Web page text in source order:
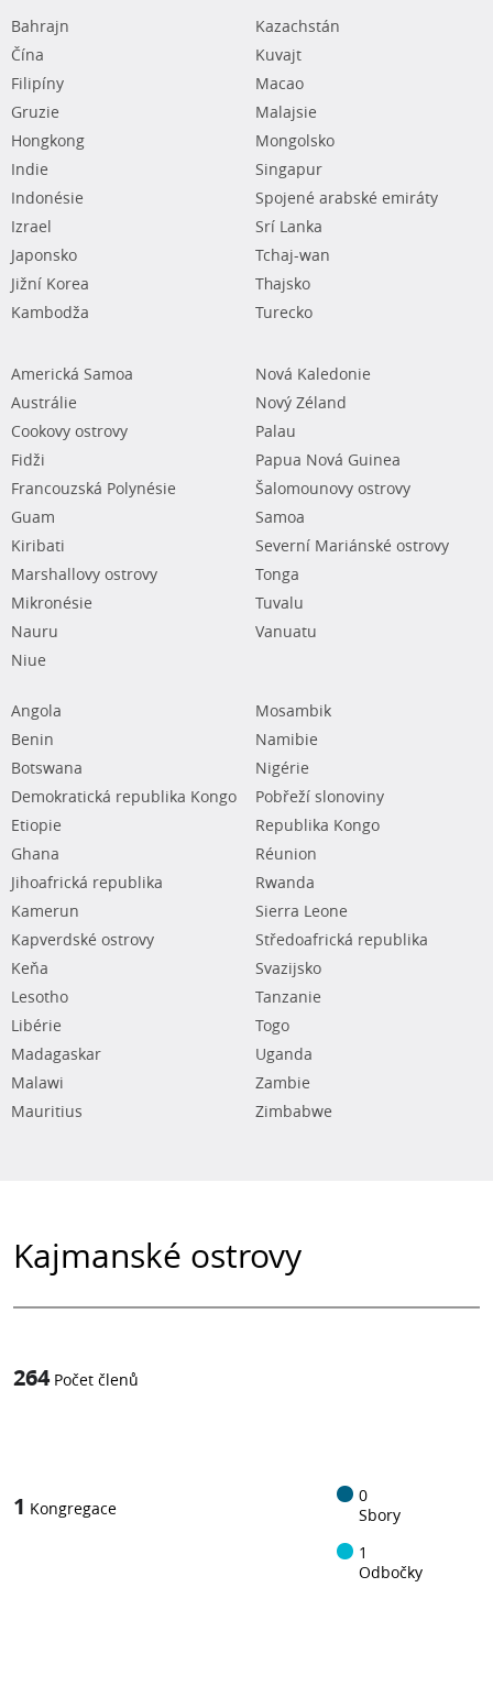
Bahrajn
Čína
Filipíny
Gruzie
Hongkong
Indie
Indonésie
Izrael
Japonsko
Jižní Korea
Kambodža
Kazachstán
Kuvajt
Macao
Malajsie
Mongolsko
Singapur
Spojené arabské emiráty
Srí Lanka
Tchaj-wan
Thajsko
Turecko
Americká Samoa
Austrálie
Cookovy ostrovy
Fidži
Francouzská Polynésie
Guam
Kiribati
Marshallovy ostrovy
Mikronésie
Nauru
Niue
Nová Kaledonie
Nový Zéland
Palau
Papua Nová Guinea
Šalomounovy ostrovy
Samoa
Severní Mariánské ostrovy
Tonga
Tuvalu
Vanuatu
Angola
Benin
Botswana
Demokratická republika Kongo
Etiopie
Ghana
Jihoafrická republika
Kamerun
Kapverdské ostrovy
Keňa
Lesotho
Libérie
Madagaskar
Malawi
Mauritius
Mosambik
Namibie
Nigérie
Pobřeží slonoviny
Republika Kongo
Réunion
Rwanda
Sierra Leone
Středoafrická republika
Svazijsko
Tanzanie
Togo
Uganda
Zambie
Zimbabwe
Kajmanské ostrovy
264 Počet členů
1 Kongregace
0
Sbory
1
Odbočky